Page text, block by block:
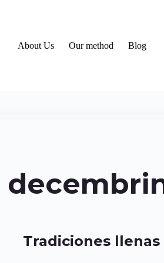
About Us Our method Blog
Tradiciones